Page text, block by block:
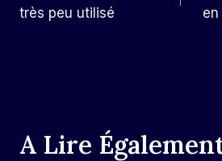
très peu utilisé
en
A Lire